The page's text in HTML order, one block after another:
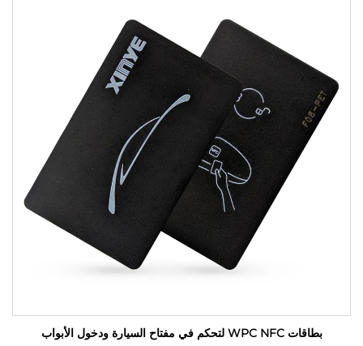
بطاقات WPC NFC لتحكم في مفتاح السيارة ودخول الأبواب